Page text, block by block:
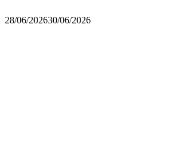
28/06/202630/06/2026